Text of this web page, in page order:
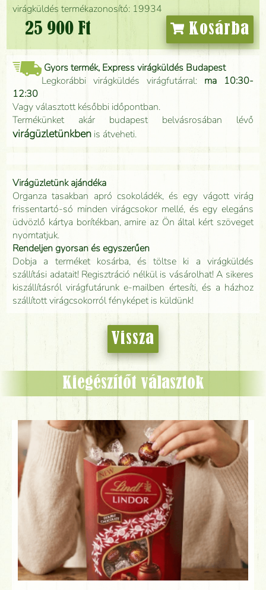
virágküldés termékazonosító: 19934
25 900 Ft Kosárba
Gyors termék, Express virágküldés Budapest
Legkorábbi virágküldés virágfutárral: ma 10:30-
12:30
Vagy választott későbbi időpontban.
Termékünket akár budapest belvásrosában lévő
virágüzletünkben is átveheti.
Virágüzletünk ajándéka
Organza tasakban apró csokoládék, és egy vágott virág
frissentartó-só minden virágcsokor mellé, és egy elegáns
üdvözlő kártya borítékban, amire az Ön által kért szöveget
nyomtatjuk.
Rendeljen gyorsan és egyszerűen
Dobja a terméket kosárba, és töltse ki a virágküldés
szállítási adatait! Regisztráció nélkül is vásárolhat! A sikeres
kiszállításról virágfutárunk e-mailben értesíti, és a házhoz
szállított virágcsokorról fényképet is küldünk!
Vissza
Kiegészítőt választok